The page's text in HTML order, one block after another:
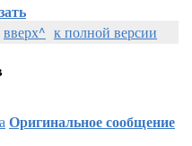
вверх^ к полной версии
Оригинальное сообщение